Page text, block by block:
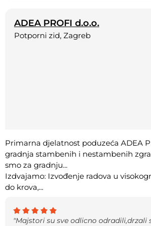
ADEA PROFI d.o.o.
Potporni zid, Zagreb
Primarna djelatnost poduzeća ADEA
gradnja stambenih i nestambenih
smo za gradnju...
Izdvajamo: Izvođenje radova u
do krova,...
"Majstori su sve odlicno odradili,drzali